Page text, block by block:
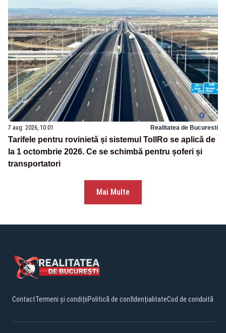
7 aug. 2026, 10:01 Realitatea de Bucuresti
Tarifele pentru rovinietă și sistemul TollRo se aplică de
la 1 octombrie 2026. Ce se schimbă pentru șoferi și
transportatori
Mai Multe
ContactTermeni și condițiiPolitică de confidențialitateCod de conduită